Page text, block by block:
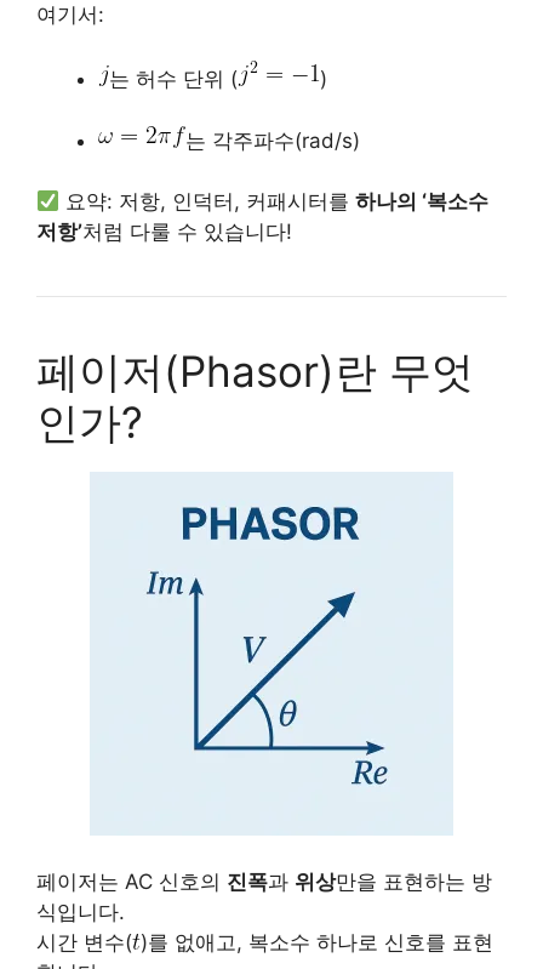
여기서:
는 허수 단위 ( )
는 각주파수(rad/s)
요약: 저항, 인덕터, 커패시터를하나의 ‘복소수
저항’처럼 다룰 수 있습니다!
페이저(Phasor)란 무엇
인가?
페이저는 AC 신호의 진폭과 위상만을 표현하는 방
식입니다.
시간 변수( )를 없애고, 복소수 하나로 신호를 표현